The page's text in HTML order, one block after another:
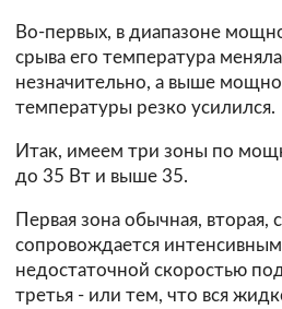
Во-первых, в диапазоне
срыва его температура
незначительно, а выше
температуры резко усилился.
Итак, имеем три зоны по
до 35 Вт и выше 35.
Первая зона обычная, вторая,
сопровождается
недостаточной скоростью
третья - или тем, что вся